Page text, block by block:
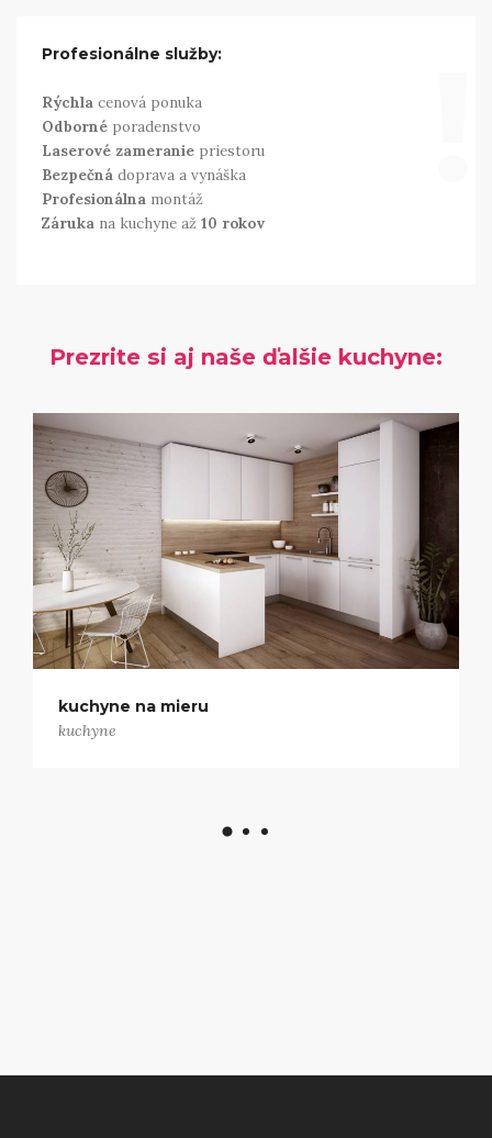
Profesionálne služby:
Rýchlacenová ponuka
Odbornéporadenstvo
Laserové zameraniepriestoru
Bezpečnádoprava a vynáška
Profesionálnamontáž
Zárukana kuchyne až 10 rokov
Prezrite si aj naše ďalšie kuchyne:
kuchyňa s obývačkou
kuchyne